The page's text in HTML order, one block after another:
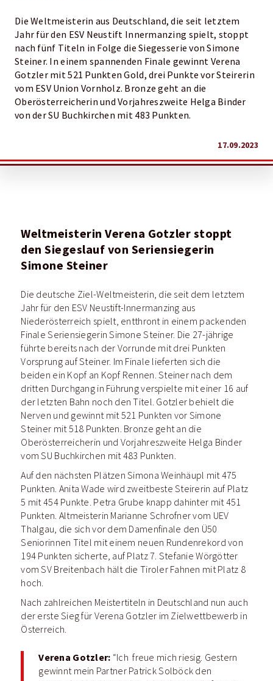
Die Weltmeisterin aus Deutschland, die seit letztem
Jahr für den ESV Neustift Innermanzing spielt, stoppt
nach fünf Titeln in Folge die Siegesserie von Simone
Steiner. In einem spannenden Finale gewinnt Verena
Gotzler mit 521 Punkten Gold, drei Punkte vor Steirerin
vom ESV Union Vornholz. Bronze geht an die
Oberösterreicherin und Vorjahreszweite Helga Binder
von der SU Buchkirchen mit 483 Punkten.
17.09.2023
Weltmeisterin Verena Gotzler stoppt
denSiegeslauf von Seriensiegerin
Simone Steiner
Die deutsche Ziel-Weltmeisterin, die seit dem letztem
Jahr für den ESV Neustift-Innermanzing aus
Niederösterreich spielt, entthront in einem packenden
Finale Seriensiegerin Simone Steiner. Die 27-jährige
führte bereits nach der Vorrunde mit drei Punkten
Vorsprung auf Steiner. Im Finale lieferten sich die
beiden ein Kopf an Kopf Rennen. Steiner nach dem
dritten Durchgang in Führung verspielte mit einer 16 auf
der letzten Bahn noch den Titel. Gotzler behielt die
Nerven und gewinnt mit 521 Punkten vor Simone
Steiner mit 518 Punkten. Bronze geht an die
Oberösterreicherin und Vorjahreszweite Helga Binder
vom SU Buchkirchen mit 483 Punkten.
Auf den nächsten Plätzen Simona Weinhäupl mit 475
Punkten. Anita Wade wird zweitbeste Steirerin auf Platz
5 mit 454 Punkte. Petra Grube knapp dahinter mit 451
Punkten. Altmeisterin Marianne Schrofner vom UEV
Thalgau, die sich vor dem Damenfinale den Ü50
Seniorinnen Titel mit einem neuen Rundenrekord von
194 Punkten sicherte, auf Platz 7. Stefanie Wörgötter
vom SV Breitenbach hält die Tiroler Fahnen mit Platz 8
hoch.
Nach zahlreichen Meistertiteln in Deutschland nun auch
der erste Sieg für Verena Gotzler im Zielwettbewerb in
Österreich.
Verena Gotzler: “Ich freue mich riesig. Gestern
gewinnt mein Partner Patrick Solböck den